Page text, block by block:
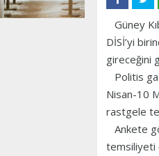
Güney
DİSİ’yi
gireceğini
Politis
Nisan-10
rastgele
Ankete
temsiliyeti